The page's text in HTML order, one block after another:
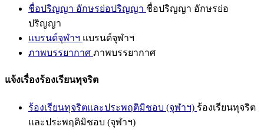
ชื่อปริญญา อักษรย่อปริญญา ชื่อปริญญา อักษรย่อ
ปริญญา
แบรนด์จุฬาฯ แบรนด์จุฬาฯ
ภาพบรรยากาศ ภาพบรรยากาศ
แจ้งเรื่องร้องเรียนทุจริต
ร้องเรียนทุจริตและประพฤติมิชอบ (จุฬาฯ) ร้องเรียนทุจริต
และประพฤติมิชอบ (จุฬาฯ)